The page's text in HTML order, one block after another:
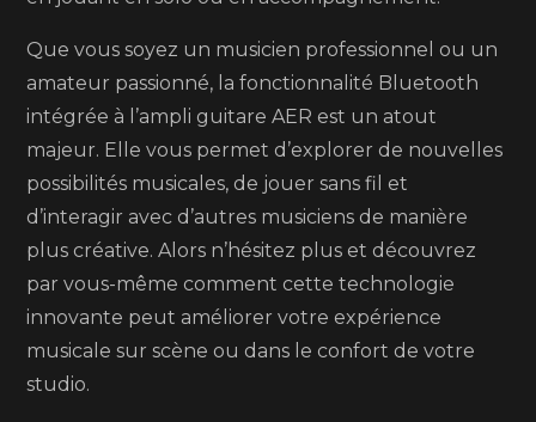
Que vous soyez un musicien professionnel ou un
amateur passionné, la fonctionnalité Bluetooth
intégrée à l’ampli guitare AER est un atout
majeur. Elle vous permet d’explorer de nouvelles
possibilités musicales, de jouer sans fil et
d’interagir avec d’autres musiciens de manière
plus créative. Alors n’hésitez plus et découvrez
par vous-même comment cette technologie
innovante peut améliorer votre expérience
musicale sur scène ou dans le confort de votre
studio.